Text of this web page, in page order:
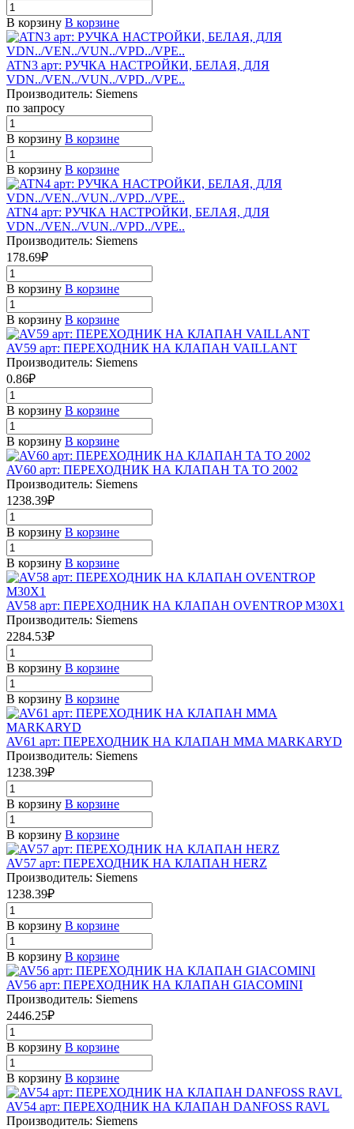
В корзину В корзине
ATN3 арт: РУЧКА НАСТРОЙКИ, БЕЛАЯ, ДЛЯ
VDN../VEN../VUN../VPD../VPE..
Производитель: Siemens
по запросу
В корзину В корзине
В корзину В корзине
ATN4 арт: РУЧКА НАСТРОЙКИ, БЕЛАЯ, ДЛЯ
VDN../VEN../VUN../VPD../VPE..
Производитель: Siemens
178.69₽
В корзину В корзине
В корзину В корзине
AV59 арт: ПЕРЕХОДНИК НА КЛАПАН VAILLANT
Производитель: Siemens
0.86₽
В корзину В корзине
В корзину В корзине
AV60 арт: ПЕРЕХОДНИК НА КЛАПАН TA TO 2002
Производитель: Siemens
1238.39₽
В корзину В корзине
В корзину В корзине
AV58 арт: ПЕРЕХОДНИК НА КЛАПАН OVENTROP M30X1
Производитель: Siemens
2284.53₽
В корзину В корзине
В корзину В корзине
AV61 арт: ПЕРЕХОДНИК НА КЛАПАН MMA MARKARYD
Производитель: Siemens
1238.39₽
В корзину В корзине
В корзину В корзине
AV57 арт: ПЕРЕХОДНИК НА КЛАПАН HERZ
Производитель: Siemens
1238.39₽
В корзину В корзине
В корзину В корзине
AV56 арт: ПЕРЕХОДНИК НА КЛАПАН GIACOMINI
Производитель: Siemens
2446.25₽
В корзину В корзине
В корзину В корзине
AV54 арт: ПЕРЕХОДНИК НА КЛАПАН DANFOSS RAVL
Производитель: Siemens